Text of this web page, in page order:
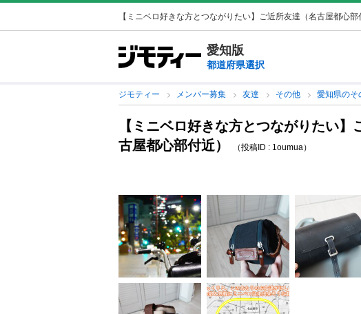
【ミニベロ好きな方とつながりたい】ご近所友達（名古屋都心部
愛知版
都道府県選択
ジモティー メンバー募集 友達 その他 愛知県のそ
【ミニベロ好きな方とつながりたい】
古屋都心部付近）
（投稿ID : 1oumua）